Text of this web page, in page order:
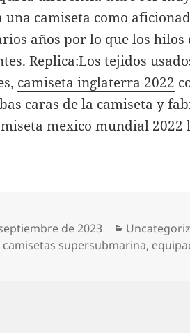
una camiseta como
años por lo que los hilos
Replica:Los tejidos
camiseta inglaterra 2022
caras de la camiseta y
mexico mundial 2022
de 2023 Categorías
supersubmarina,